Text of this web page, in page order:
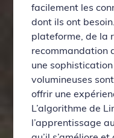
facilement les
dont ils ont
plateforme, de la
recommandation
une
volumineuses
offrir une
L’algorithme de
l’apprentissage